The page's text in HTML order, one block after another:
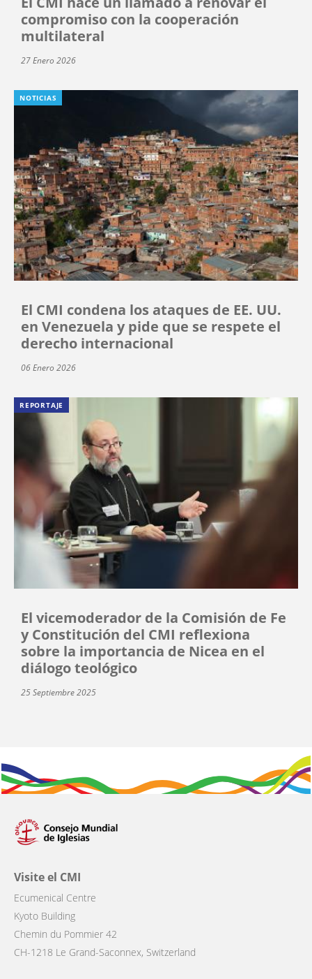
compromiso con la cooperación
multilateral
27 Enero 2026
NOTICIAS
El CMI condena los ataques de EE. UU.
en Venezuela y pide que se respete el
derecho internacional
06 Enero 2026
REPORTAJE
El vicemoderador de la Comisión de Fe
y Constitución del CMI reflexiona
sobre la importancia de Nicea en el
diálogo teológico
25 Septiembre 2025
Visite el CMI
Ecumenical Centre
Kyoto Building
Chemin du Pommier 42
CH-1218 Le Grand-Saconnex, Switzerland